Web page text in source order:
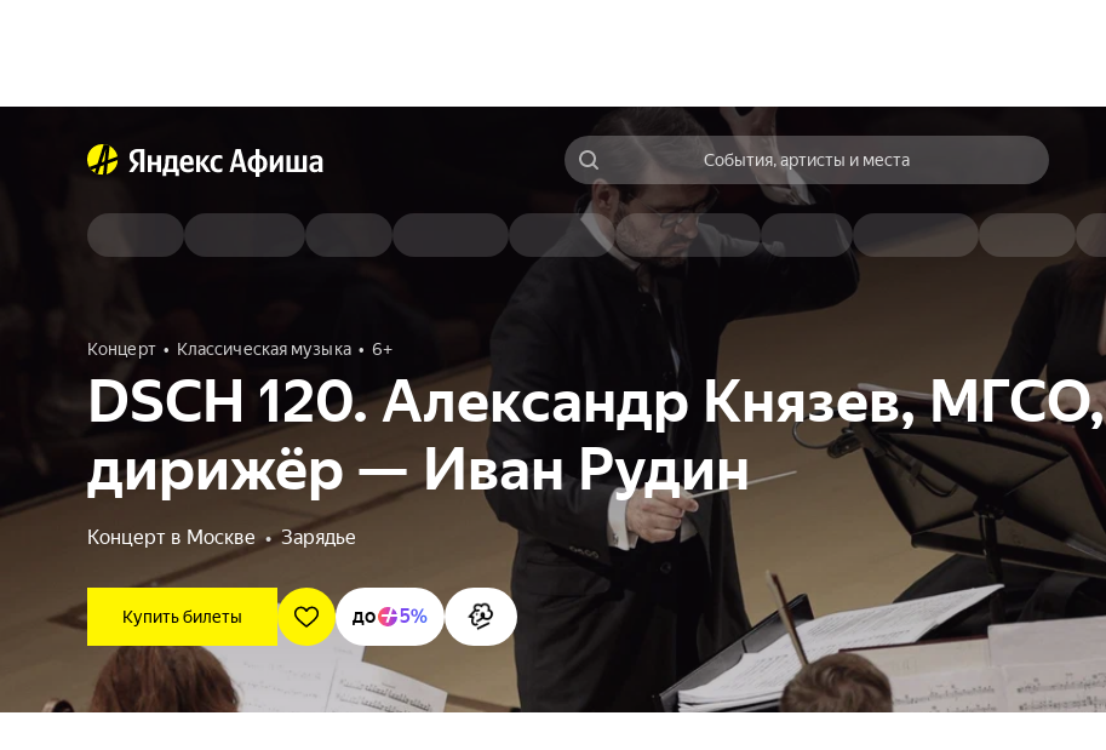
События, артисты и места
Концерт Классическая музыка 6+
DSCH 120. Александр Князев, МГСО,
дирижёр — Иван Рудин
Концерт в Москве •Зарядье
Купить билеты до 5%